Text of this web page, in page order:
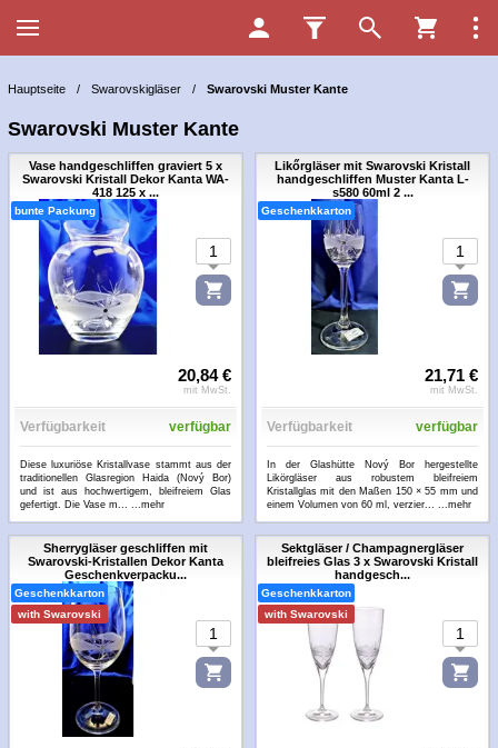
Hauptseite / Swarovskigläser / Swarovski Muster Kante
Swarovski Muster Kante
Vase handgeschliffen graviert 5 x
Swarovski Kristall Dekor Kanta WA-
418 125 x ...
bunte Packung
20,84 €
mit MwSt.
Verfügbarkeit verfügbar
Diese luxuriöse Kristallvase stammt aus der
traditionellen Glasregion Haida (Nový Bor)
und ist aus hochwertigem, bleifreiem Glas
gefertigt. Die Vase m... ...mehr
Likőrgläser mit Swarovski Kristall
handgeschliffen Muster Kanta L-
s580 60ml 2 ...
Geschenkkarton
21,71 €
mit MwSt.
Verfügbarkeit verfügbar
In der Glashütte Nový Bor hergestellte
Likörgläser aus robustem bleifreiem
Kristallglas mit den Maßen 150 × 55 mm und
einem Volumen von 60 ml, verzier... ...mehr
Sherrygläser geschliffen mit
Swarovski-Kristallen Dekor Kanta
Geschenkverpacku...
Geschenkkarton
with Swarovski
Sektgläser / Champagnergläser
bleifreies Glas 3 x Swarovski Kristall
handgesch...
Geschenkkarton
with Swarovski